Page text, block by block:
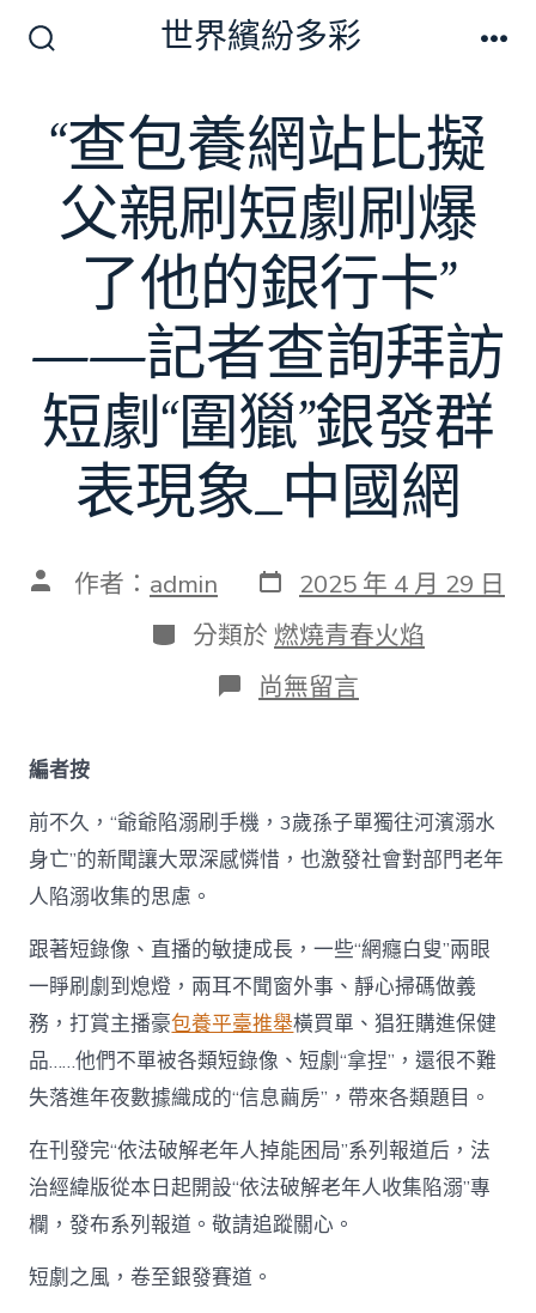
換
世界繽紛多彩
“查包養網站比擬
父親刷短劇刷爆
了他的銀行卡”
——記者查詢拜訪
短劇“圍獵”銀發群
表現象_中國網
文 作者： admin 發
表
日
期
2025 年 4 月 29 日
分
類
分類於 燃燒青春火焰
在
〈“查
比
擬
父
短
劇
刷
爆
了
他
的
銀
行
卡”
——
記
者
詢
尚無留言
編者按
前不久，“爺爺陷溺刷手機，3歲孫子單獨往河濱溺水
身亡”的新聞讓大眾深感憐惜，也激發社會對部門老年
人陷溺收集的思慮。
跟著短錄像、直播的敏捷成長，一些“網癮白叟”兩眼
一睜刷劇到熄燈，兩耳不聞窗外事、靜心掃碼做義
務，打賞主播豪包養平臺推舉橫買單、猖狂購進保健
品……他們不單被各類短錄像、短劇“拿捏”，還很不難
失落進年夜數據織成的“信息繭房”，帶來各類題目。
在刊發完“依法破解老年人掉能困局”系列報道后，法
治經緯版從本日起開設“依法破解老年人收集陷溺”專
欄，發布系列報道。敬請追蹤關心。
短劇之風，卷至銀發賽道。